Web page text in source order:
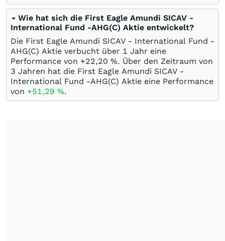
Wie hat sich die First Eagle Amundi SICAV -
International Fund -AHG(C) Aktie entwickelt?
Die First Eagle Amundi SICAV - International Fund -
AHG(C) Aktie verbucht über 1 Jahr eine
Performance von +22,20 %. Über den Zeitraum von
3 Jahren hat die First Eagle Amundi SICAV -
International Fund -AHG(C) Aktie eine Performance
von +51,29 %.